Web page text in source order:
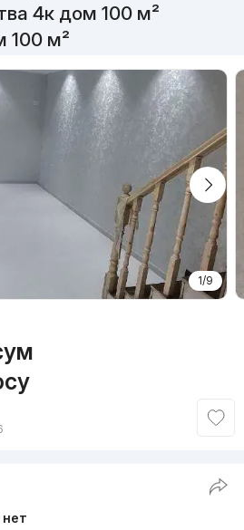
4к дом 100 м²
100 м²
1/9
нет